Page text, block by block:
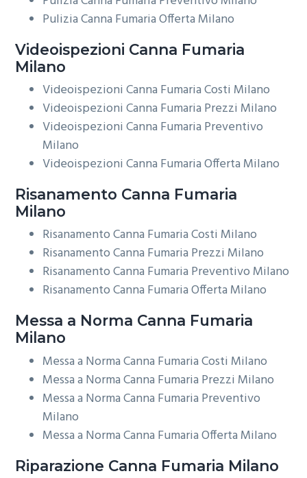
Pulizia Canna Fumaria Offerta Milano
Videoispezioni Canna Fumaria
Milano
Videoispezioni Canna Fumaria Costi Milano
Videoispezioni Canna Fumaria Prezzi Milano
Videoispezioni Canna Fumaria Preventivo
Milano
Videoispezioni Canna Fumaria Offerta Milano
Risanamento Canna Fumaria
Milano
Risanamento Canna Fumaria Costi Milano
Risanamento Canna Fumaria Prezzi Milano
Risanamento Canna Fumaria Preventivo Milano
Risanamento Canna Fumaria Offerta Milano
Messa a Norma Canna Fumaria
Milano
Messa a Norma Canna Fumaria Costi Milano
Messa a Norma Canna Fumaria Prezzi Milano
Messa a Norma Canna Fumaria Preventivo
Milano
Messa a Norma Canna Fumaria Offerta Milano
Riparazione Canna Fumaria Milano